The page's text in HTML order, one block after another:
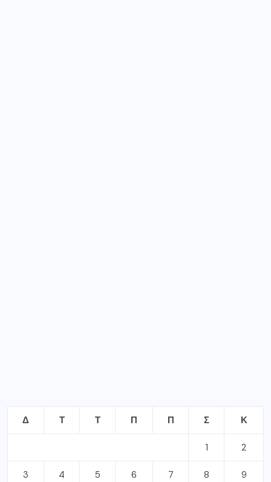
Δ Τ Τ Π Π Σ Κ
1 2
3 4 5 6 7 8 9